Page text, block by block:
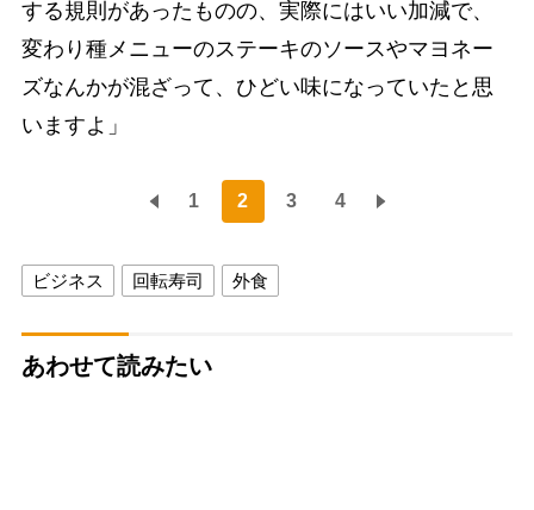
する規則があったものの、実際にはいい加減で、
変わり種メニューのステーキのソースやマヨネー
ズなんかが混ざって、ひどい味になっていたと思
いますよ」
1 2 3 4
ビジネス 回転寿司 外食
あわせて読みたい